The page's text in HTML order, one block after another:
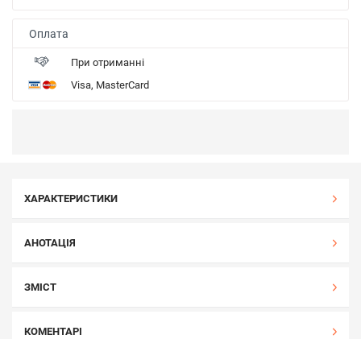
Оплата
При отриманні
Visa, MasterCard
ХАРАКТЕРИСТИКИ
АНОТАЦІЯ
ЗМІСТ
КОМЕНТАРІ